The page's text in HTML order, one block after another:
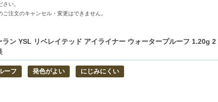
フ処方-水や汗に強く、一日中美しいラインをキープ
ー展開-マットサテンクロームの3つの質感と豊富なカラーバリエーション
すめ】
い。
注文のキャンセル・変更はできません。
ラン YSL リベレイテッド アイライナー ウォータープルーフ 1.20g
ーフ 発色がよい にじみにくい